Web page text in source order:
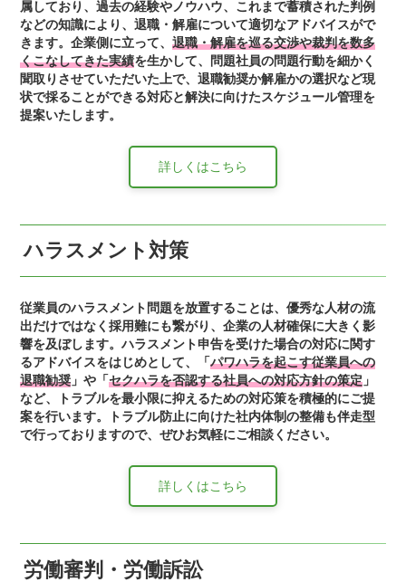
属しており、過去の経験やノウハウ、これまで蓄積された判例
などの知識により、退職・解雇について適切なアドバイスがで
きます。企業側に立って、退職・解雇を巡る交渉や裁判を数多
くこなしてきた実績を生かして、問題社員の問題行動を細かく
聞取りさせていただいた上で、退職勧奨か解雇かの選択など現
状で採ることができる対応と解決に向けたスケジュール管理を
提案いたします。
詳しくはこちら
ハラスメント対策
従業員のハラスメント問題を放置することは、優秀な人材の流
出だけではなく採用難にも繋がり、企業の人材確保に大きく影
響を及ぼします。ハラスメント申告を受けた場合の対応に関す
るアドバイスをはじめとして、「パワハラを起こす従業員への
退職勧奨 」や「セクハラを否認する社員への対応方針の策定 」
など、トラブルを最小限に抑えるための対応策を積極的にご提
案を行います。トラブル防止に向けた社内体制の整備も伴走型
で行っておりますので、ぜひお気軽にご相談ください。
詳しくはこちら
労働審判・労働訴訟